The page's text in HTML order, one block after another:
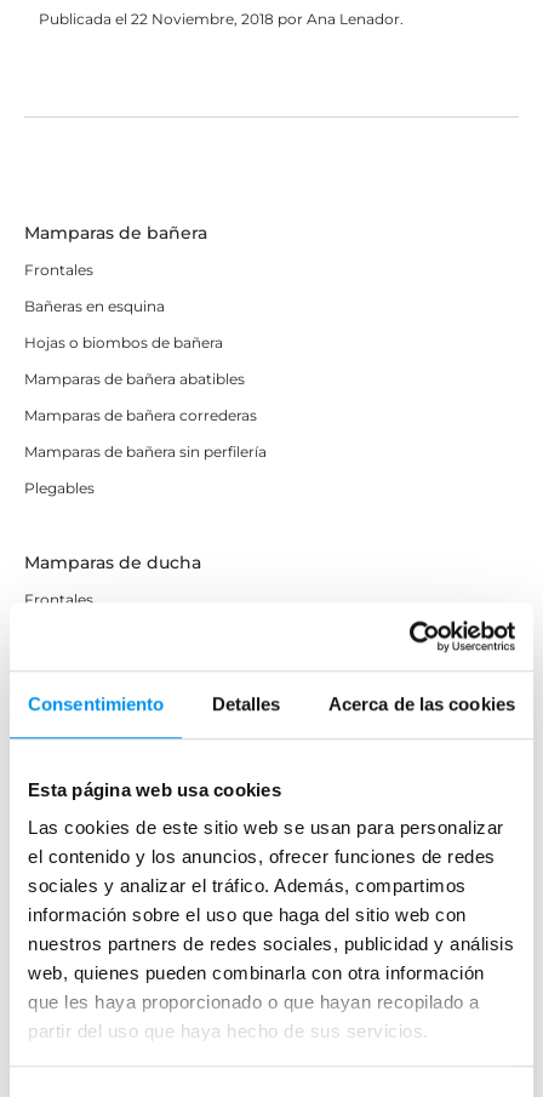
Consentimiento Detalles Acerca de las cookies
Esta página web usa cookies
Las cookies de este sitio web se usan para personalizar
el contenido y los anuncios, ofrecer funciones de redes
sociales y analizar el tráfico. Además, compartimos
información sobre el uso que haga del sitio web con
nuestros partners de redes sociales, publicidad y análisis
web, quienes pueden combinarla con otra información
que les haya proporcionado o que hayan recopilado a
partir del uso que haya hecho de sus servicios.
Publicada el 22 Noviembre, 2018 por Ana Lenador.
Mamparas de bañera
Frontales
Bañeras en esquina
Hojas o biombos de bañera
Mamparas de bañera abatibles
Mamparas de bañera correderas
Mamparas de bañera sin perfilería
Plegables
Mamparas de ducha
Frontales
Mamparas rectangulares
Fijos y paneles de ducha
Semicirculares
Correderas sin perfiles
Apertura abatible
Apertura plegable
Cristal fijo para ducha
Correderas
Mamparas doble hoja
Mamparas a ras de suelo
Mamparas con armario